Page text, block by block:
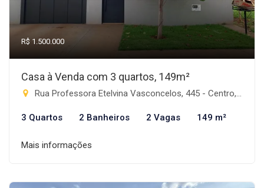
R$ 1.500.000
Casa à Venda com 3 quartos, 149m²
Rua Professora Etelvina Vasconcelos, 445 - Centro, Rio Brilhante-MS
3 Quartos 2 Banheiros 2 Vagas 149 m²
Mais informações